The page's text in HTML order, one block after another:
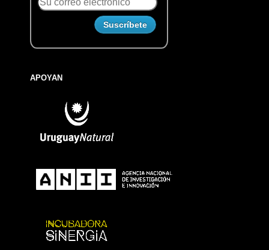
APOYAN